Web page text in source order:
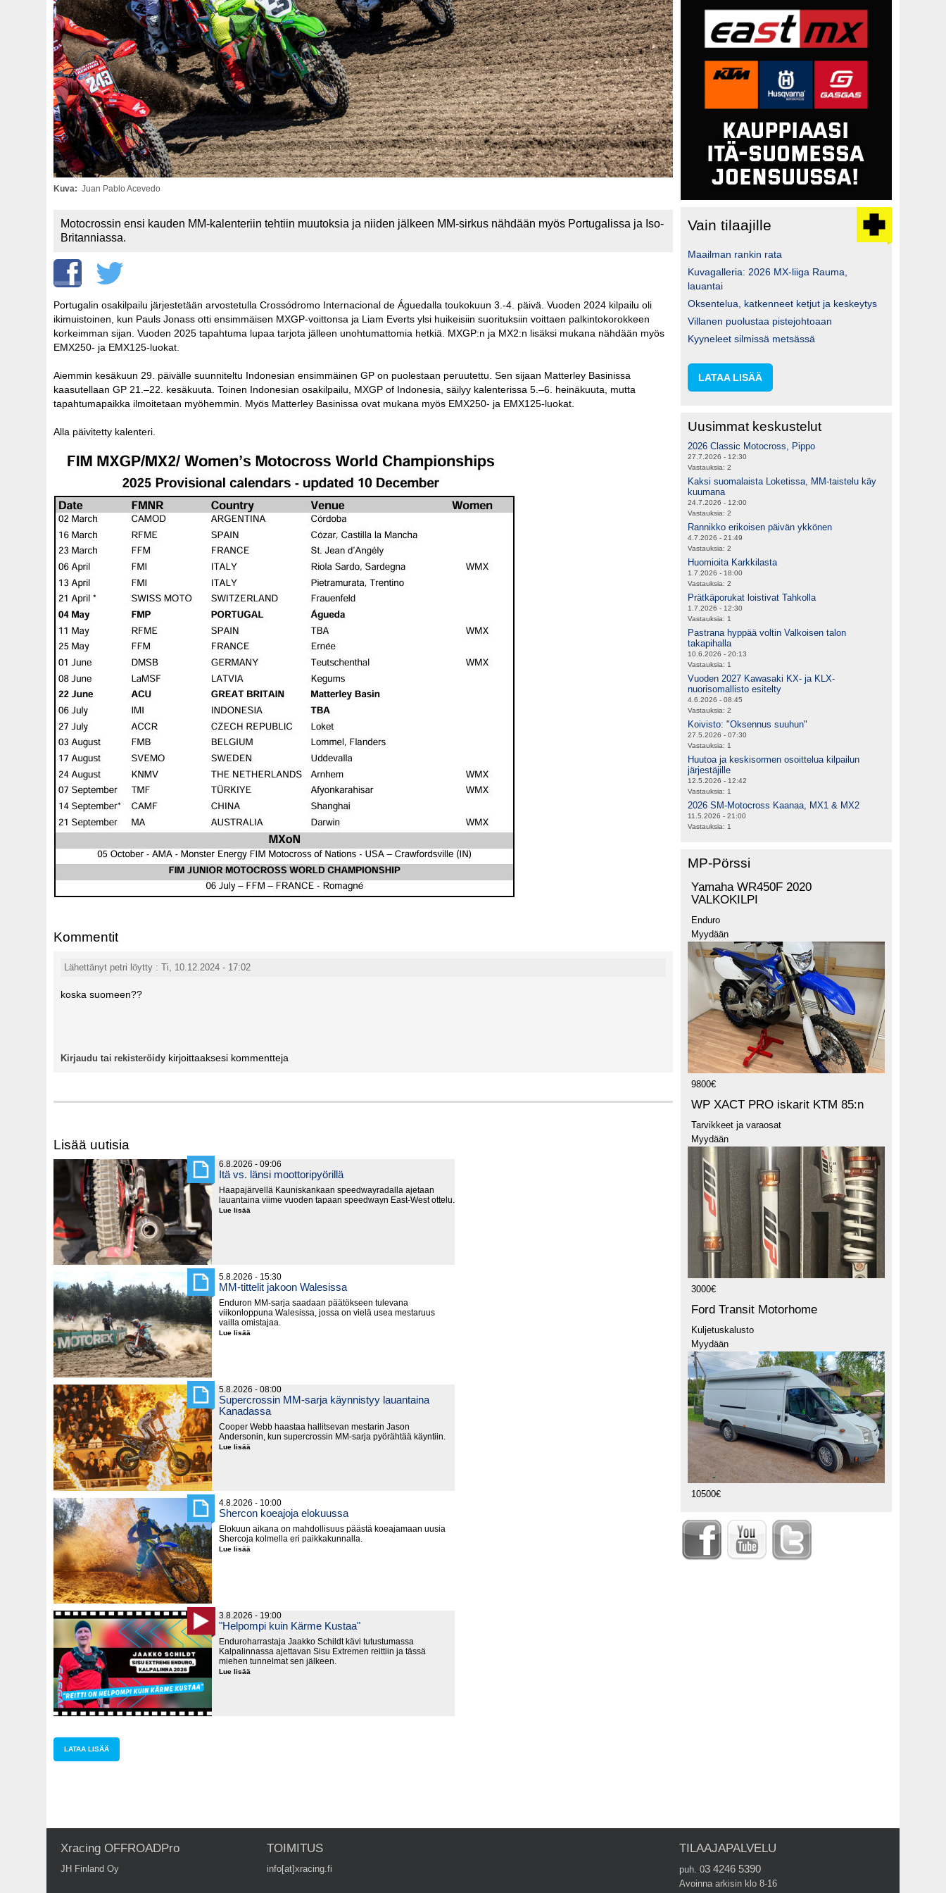
Kuva Juan Pablo Acevedo
Motocrossin ensi kauden MM-kalenteriin tehtiin muutoksia ja niiden jälkeen MM-sirkus nähdään myös Portugalissa ja Iso-
Britanniassa.
Portugalin osakilpailu järjestetään arvostetulla Crossódromo Internacional de Águedalla toukokuun 3.-4. päivä. Vuoden 2024 kilpailu oli
ikimuistoinen, kun Pauls Jonass otti ensimmäisen MXGP-voittonsa ja Liam Everts ylsi huikeisiin suorituksiin voittaen palkintokorokkeen
korkeimman sijan. Vuoden 2025 tapahtuma lupaa tarjota jälleen unohtumattomia hetkiä. MXGP:n ja MX2:n lisäksi mukana nähdään myös
EMX250- ja EMX125-luokat.
Aiemmin kesäkuun 29. päivälle suunniteltu Indonesian ensimmäinen GP on puolestaan peruutettu. Sen sijaan Matterley Basinissa
kaasutellaan GP 21.–22. kesäkuuta. Toinen Indonesian osakilpailu, MXGP of Indonesia, säilyy kalenterissa 5.–6. heinäkuuta, mutta
tapahtumapaikka ilmoitetaan myöhemmin. Myös Matterley Basinissa ovat mukana myös EMX250- ja EMX125-luokat.
Alla päivitetty kalenteri.
Kommentit
Lähettänyt petri löytty : Ti, 10.12.2024 - 17:02
koska suomeen??
Kirjaudu tai rekisteröidy kirjoittaaksesi kommentteja
Lisää uutisia
6.8.2026 - 09:06
Itä vs. länsi moottoripyörillä
Haapajärvellä Kauniskankaan speedwayradalla ajetaan
lauantaina viime vuoden tapaan speedwayn East-West ottelu.
Lue lisää
5.8.2026 - 15:30
MM-tittelit jakoon Walesissa
Enduron MM-sarja saadaan päätökseen tulevana
viikonloppuna Walesissa, jossa on vielä usea mestaruus
vailla omistajaa.
Lue lisää
5.8.2026 - 08:00
Supercrossin MM-sarja käynnistyy lauantaina
Kanadassa
Cooper Webb haastaa hallitsevan mestarin Jason
Andersonin, kun supercrossin MM-sarja pyörähtää käyntiin.
Lue lisää
4.8.2026 - 10:00
Shercon koeajoja elokuussa
Elokuun aikana on mahdollisuus päästä koeajamaan uusia
Shercoja kolmella eri paikkakunnalla.
Lue lisää
3.8.2026 - 19:00
"Helpompi kuin Kärme Kustaa"
Enduroharrastaja Jaakko Schildt kävi tutustumassa
Kalpalinnassa ajettavan Sisu Extremen reittiin ja tässä
miehen tunnelmat sen jälkeen.
Lue lisää
LATAA LISÄÄ
Vain tilaajille
Maailman rankin rata
Kuvagalleria: 2026 MX-liiga Rauma,
lauantai
Oksentelua, katkenneet ketjut ja keskeytys
Villanen puolustaa pistejohtoaan
Kyyneleet silmissä metsässä
LATAA LISÄÄ
Uusimmat keskustelut
2026 Classic Motocross, Pippo
27.7.2026 - 12:30
Vastauksia: 2
Kaksi suomalaista Loketissa, MM-taistelu käy
kuumana
24.7.2026 - 12:00
Vastauksia: 2
Rannikko erikoisen päivän ykkönen
4.7.2026 - 21:49
Vastauksia: 2
Huomioita Karkkilasta
1.7.2026 - 18:00
Vastauksia: 2
Prätkäporukat loistivat Tahkolla
1.7.2026 - 12:30
Vastauksia: 1
Pastrana hyppää voltin Valkoisen talon
takapihalla
10.6.2026 - 20:13
Vastauksia: 1
Vuoden 2027 Kawasaki KX- ja KLX-
nuorisomallisto esitelty
4.6.2026 - 08:45
Vastauksia: 2
Koivisto: "Oksennus suuhun"
27.5.2026 - 07:30
Vastauksia: 1
Huutoa ja keskisormen osoittelua kilpailun
järjestäjille
12.5.2026 - 12:42
Vastauksia: 1
2026 SM-Motocross Kaanaa, MX1 & MX2
11.5.2026 - 21:00
Vastauksia: 1
MP-Pörssi
Yamaha WR450F 2020
VALKOKILPI
Enduro
Myydään
9800€
WP XACT PRO iskarit KTM 85:n
Tarvikkeet ja varaosat
Myydään
3000€
Ford Transit Motorhome
Kuljetuskalusto
Myydään
10500€
Xracing OFFROADPro
JH Finland Oy
TOIMITUS
info[at]xracing.fi
TILAAJAPALVELU
puh. 03 4246 5390
Avoinna arkisin klo 8-16